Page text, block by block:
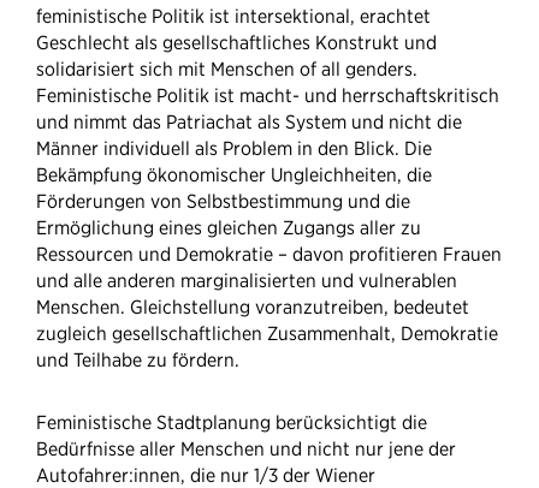
feministische Politik ist intersektional, erachtet
Geschlecht als gesellschaftliches Konstrukt und
solidarisiert sich mit Menschen of all genders.
Feministische Politik ist macht- und herrschaftskritisch
und nimmt das Patriachat als System und nicht die
Männer individuell als Problem in den Blick. Die
Bekämpfung ökonomischer Ungleichheiten, die
Förderungen von Selbstbestimmung und die
Ermöglichung eines gleichen Zugangs aller zu
Ressourcen und Demokratie – davon profitieren Frauen
und alle anderen marginalisierten und vulnerablen
Menschen. Gleichstellung voranzutreiben, bedeutet
zugleich gesellschaftlichen Zusammenhalt, Demokratie
und Teilhabe zu fördern.
Feministische Stadtplanung berücksichtigt die
Bedürfnisse aller Menschen und nicht nur jene der
Autofahrer:innen, die nur 1/3 der Wiener